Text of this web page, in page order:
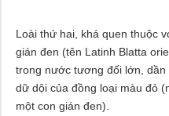
Loài thứ hai, khá quen thuộc
gián đen (tên Latinh Blatta
trong nước tương đối lớn,
dữ dội của đồng loại màu đỏ
một con gián đen).